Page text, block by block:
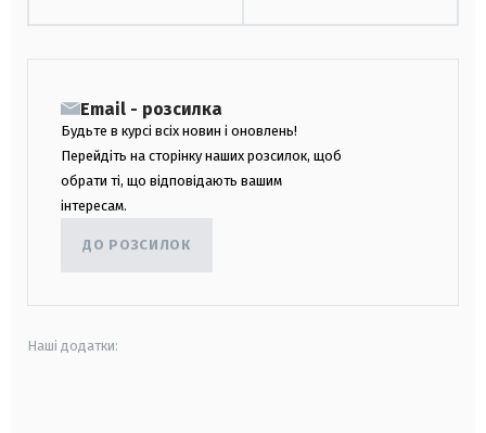
Email - розсилка
Будьте в курсі всіх новин і оновлень!
Перейдіть на сторінку наших розсилок, щоб
обрати ті, що відповідають вашим
інтересам.
ДО РОЗСИЛОК
Наші додатки: